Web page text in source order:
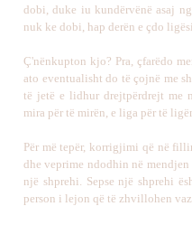
dobi, duke iu kundërvënë asaj
nuk ke dobi, hap derën e çdo
Ç'nënkupton kjo? Pra, çfarëdo
ato eventualisht do të çojnë me
të jetë e lidhur drejtpërdrejt me
mira për të mirën, e liga për të
Për më tepër, korrigjimi që në
dhe veprime ndodhin në mendjen
një shprehi. Sepse një shprehi
person i lejon që të zhvillohen